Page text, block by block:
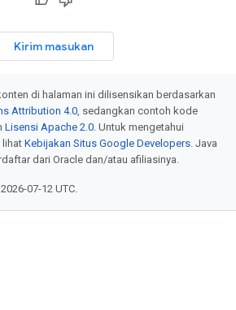
Kirim masukan
di halaman ini dilisensikan berdasarkan
Attribution 4.0, sedangkan contoh kode
Lisensi Apache 2.0. Untuk mengetahui
lihat Kebijakan Situs Google Developers. Java
dari Oracle dan/atau afiliasinya.
07-12 UTC.